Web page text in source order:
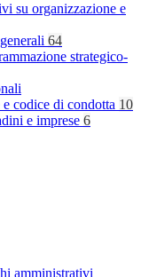
su organizzazione e
64
strategico-
codice di condotta 10
e imprese 6
amministrativi